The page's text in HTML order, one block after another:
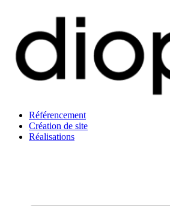
Référencement
Création de site
Réalisations